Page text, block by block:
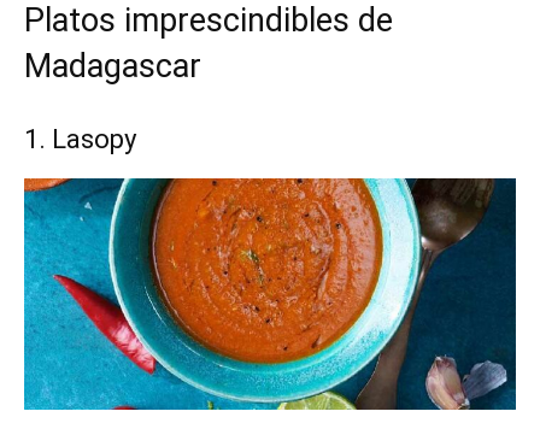
Platos imprescindibles de
Madagascar
1. Lasopy